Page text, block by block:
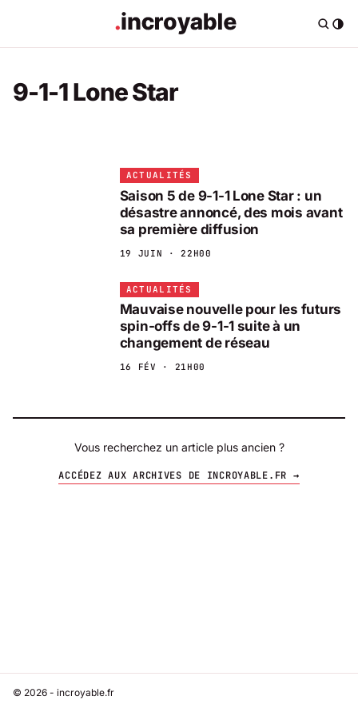
9-1-1 Lone Star
ACTUALITÉS
Saison 5 de 9-1-1 Lone Star : un
désastre annoncé, des mois avant
sa première diffusion
19 JUIN · 22H00
ACTUALITÉS
Mauvaise nouvelle pour les futurs
spin-offs de 9-1-1 suite à un
changement de réseau
16 FÉV · 21H00
Vous recherchez un article plus ancien ?
ACCÉDEZ AUX ARCHIVES DE INCROYABLE.FR →
© 2026 - incroyable.fr